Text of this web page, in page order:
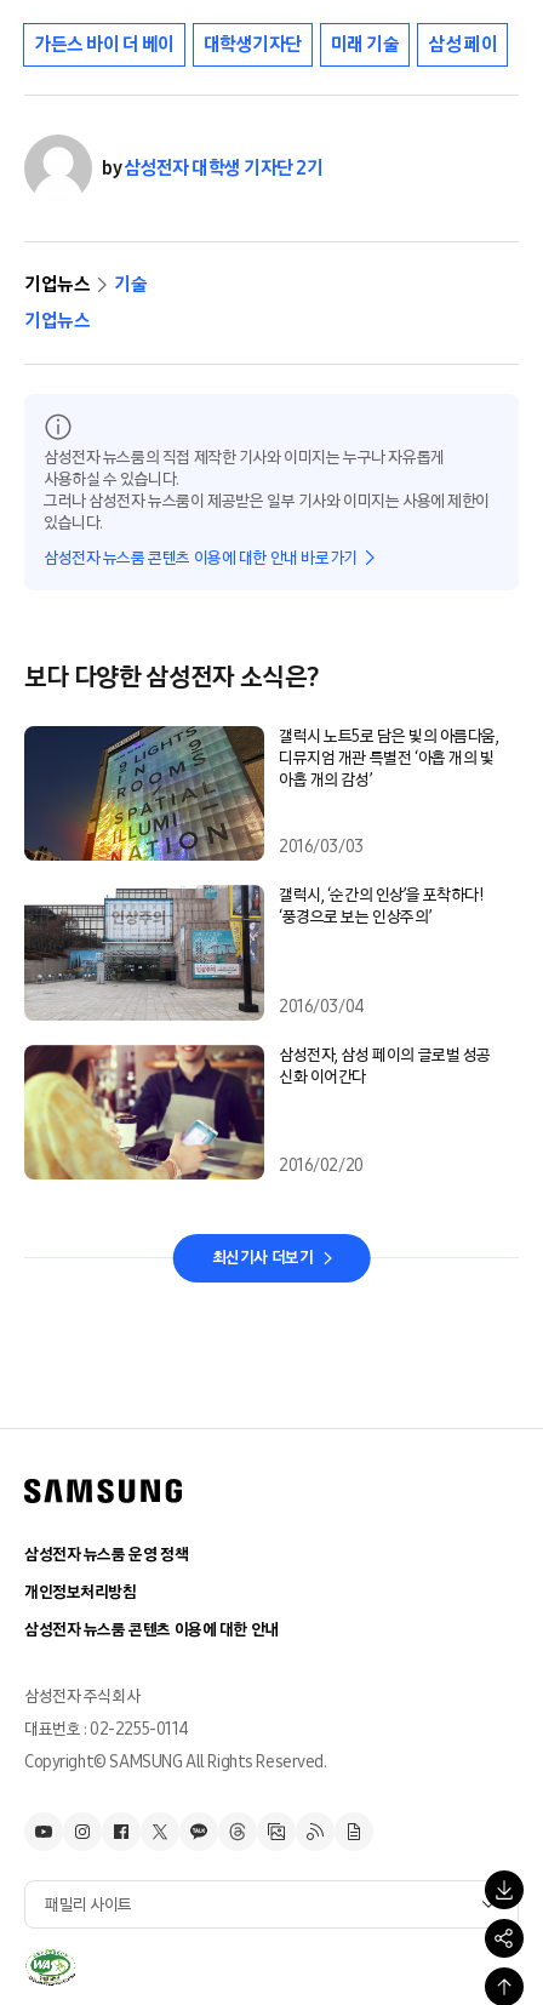
가든스 바이 더 베이 대학생기자단 미래 기술 삼성 페이
by삼성전자 대학생 기자단 2기
기업뉴스
기술
기업뉴스
삼성전자 뉴스룸의 직접 제작한 기사와 이미지는 누구나 자유롭게
사용하실 수 있습니다.
그러나 삼성전자 뉴스룸이 제공받은 일부 기사와 이미지는 사용에 제한이
있습니다.
삼성전자 뉴스룸 콘텐츠 이용에 대한 안내 바로가기
보다 다양한 삼성전자 소식은?
갤럭시 노트5로 담은 빛의 아름다움,
디뮤지엄 개관 특별전 ‘아홉 개의 빛
아홉 개의 감성’
2016/03/03
갤럭시, ‘순간의 인상’을 포착하다!
‘풍경으로 보는 인상주의’
2016/03/04
삼성전자, 삼성 페이의 글로벌 성공
신화 이어간다
2016/02/20
최신기사 더보기
삼성전자 뉴스룸 운영 정책
개인정보처리방침
삼성전자 뉴스룸 콘텐츠 이용에 대한 안내
삼성전자 주식회사
대표번호 : 02-2255-0114
Copyright© SAMSUNG All Rights Reserved.
패밀리 사이트